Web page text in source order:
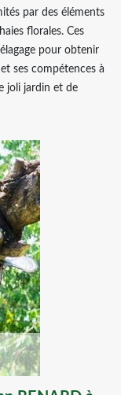
par des éléments
florales. Ces
pour obtenir
ses compétences à
joli jardin et de